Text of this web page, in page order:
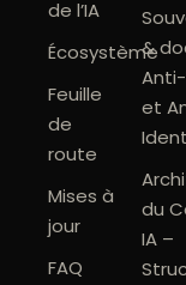
de l’IA
Écosystème
Feuille
de
route
Mises à
jour
FAQ
&
et
du
IA –